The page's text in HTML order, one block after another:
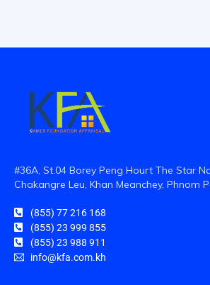
#36A, St.04 Borey Peng Hourt The Star
Chakangre Leu, Khan Meanchey, Phnom
(855) 77 216 168
(855) 23 999 855
(855) 23 988 911
info@kfa.com.kh